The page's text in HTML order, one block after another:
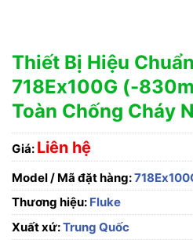
Thiết Bị Hiệu
718Ex100G (-
Toàn Chống Cháy
Giá: Liên hệ
Model / Mã đặt hàng:
Thương hiệu: Fluke
Xuất xứ:Trung Quốc